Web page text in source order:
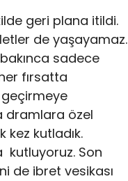
geri plana itildi.
de yaşayamaz.
sadece
fırsatta
geçirmeye
dramlara özel
kez kutladık.
kutluyoruz. Son
de ibret vesikası